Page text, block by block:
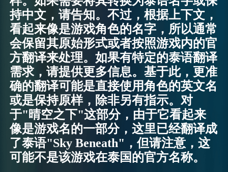
持中文，请告知。不过，根据上下文，
看起来像是游戏角色的名字，所以通常
会保留其原始形式或者按照游戏内的官
方翻译来处理。如果有特定的泰语翻译
需求，请提供更多信息。基于此，更准
确的翻译可能是直接使用角色的英文名
或是保持原样，除非另有指示。对
于"晴空之下"这部分，由于它看起来
像是游戏名的一部分，这里已经翻译成
了泰语"Sky Beneath"，但请注意，这
可能不是该游戏在泰国的官方名称。